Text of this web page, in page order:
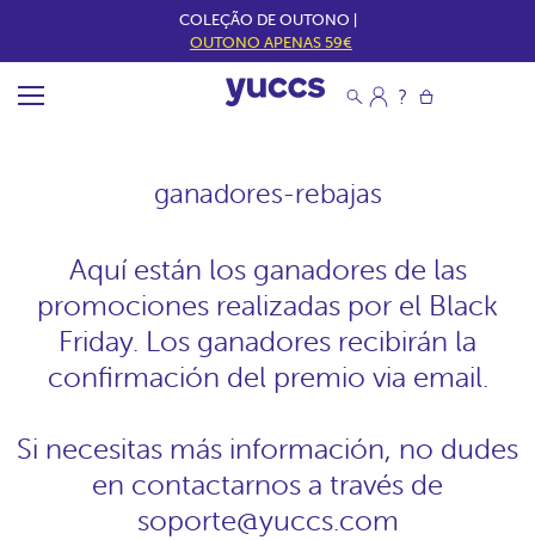
COLEÇÃO DE OUTONO |
OUTONO APENAS 59€
ganadores-rebajas
Aquí están los ganadores de las
promociones realizadas por el Black
Friday. Los ganadores recibirán la
confirmación del premio via email.
Si necesitas más información, no dudes
en contactarnos a través de
soporte@yuccs.com